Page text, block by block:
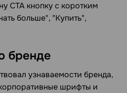
CTA кнопку с коротким
больше", "Купить",
бренде
узнаваемости бренда,
шрифты и